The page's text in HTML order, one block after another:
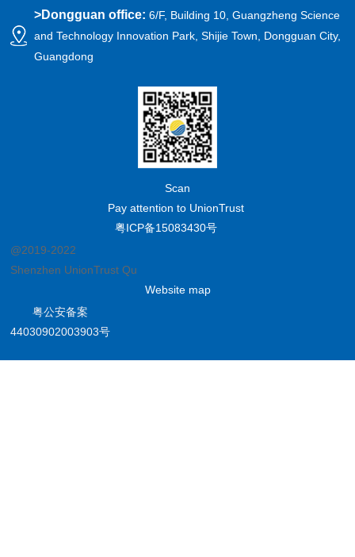
>Dongguan office:6/F, Building 10, Guangzheng Science
and Technology Innovation Park, Shijie Town, Dongguan City,
Guangdong
Scan
Pay attention to UnionTrust
粤ICP备15083430号
@2019-2022
Shenzhen UnionTrust Quality and Technology Co., Ltd.
Website map
粤公安备案
44030902003903号